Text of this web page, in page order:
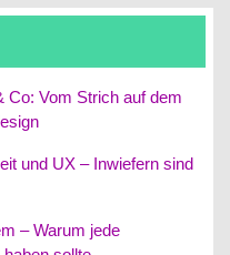
Co: Vom Strich auf dem
und UX – Inwiefern sind
– Warum jede